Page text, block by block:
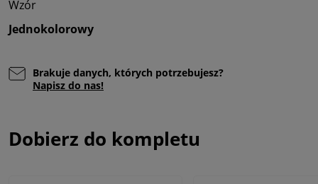
Wzór
Jednokolorowy
Brakuje danych, których potrzebujesz?
Napisz do nas!
Dobierz do kompletu